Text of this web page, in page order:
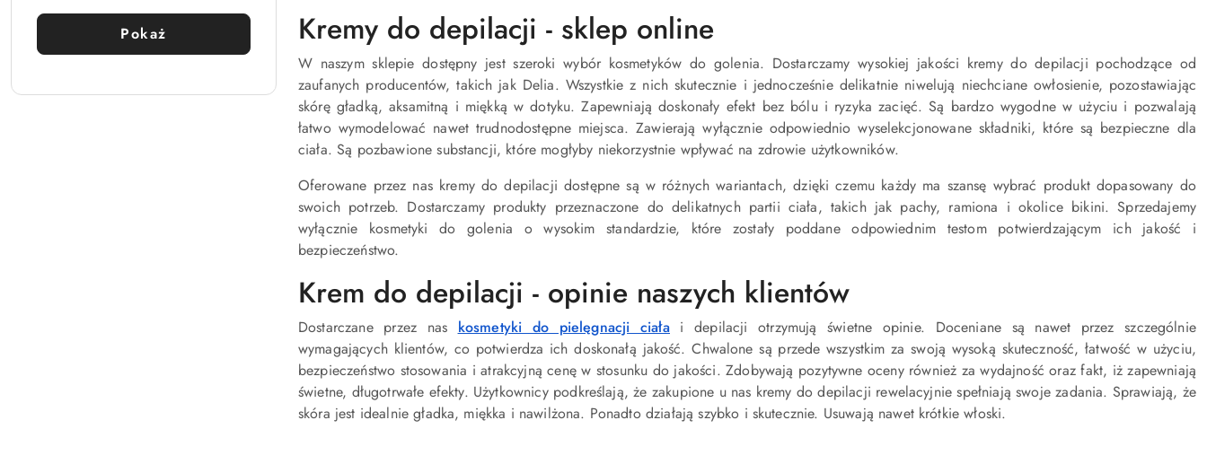
Pokaż Kremy do depilacji - sklep online
W naszym sklepie dostępny jest szeroki wybór kosmetyków do golenia. Dostarczamy wysokiej jakości kremy do depilacji pochodzące od
zaufanych producentów, takich jak Delia. Wszystkie z nich skutecznie i jednocześnie delikatnie niwelują niechciane owłosienie, pozostawiając
skórę gładką, aksamitną i miękką w dotyku. Zapewniają doskonały efekt bez bólu i ryzyka zacięć. Są bardzo wygodne w użyciu i pozwalają
łatwo wymodelować nawet trudnodostępne miejsca. Zawierają wyłącznie odpowiednio wyselekcjonowane składniki, które są bezpieczne dla
ciała. Są pozbawione substancji, które mogłyby niekorzystnie wpływać na zdrowie użytkowników.
Oferowane przez nas kremy do depilacji dostępne są w różnych wariantach, dzięki czemu każdy ma szansę wybrać produkt dopasowany do
swoich potrzeb. Dostarczamy produkty przeznaczone do delikatnych partii ciała, takich jak pachy, ramiona i okolice bikini. Sprzedajemy
wyłącznie kosmetyki do golenia o wysokim standardzie, które zostały poddane odpowiednim testom potwierdzającym ich jakość i
bezpieczeństwo.
Krem do depilacji - opinie naszych klientów
Dostarczane przez nas kosmetyki do pielęgnacji ciałai depilacji otrzymują świetne opinie. Doceniane są nawet przez szczególnie
wymagających klientów, co potwierdza ich doskonałą jakość. Chwalone są przede wszystkim za swoją wysoką skuteczność, łatwość w użyciu,
bezpieczeństwo stosowania i atrakcyjną cenę w stosunku do jakości. Zdobywają pozytywne oceny również za wydajność oraz fakt, iż zapewniają
świetne, długotrwałe efekty. Użytkownicy podkreślają, że zakupione u nas kremy do depilacji rewelacyjnie spełniają swoje zadania. Sprawiają, że
skóra jest idealnie gładka, miękka i nawilżona. Ponadto działają szybko i skutecznie. Usuwają nawet krótkie włoski.